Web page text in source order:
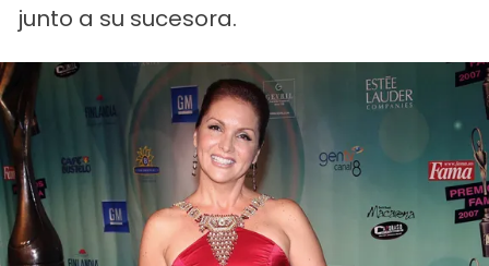
junto a su sucesora.